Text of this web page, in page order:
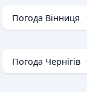
Погода Вінниця
Погода Чернігів